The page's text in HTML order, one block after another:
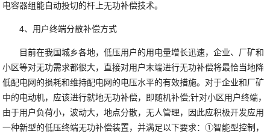
电容器组能自动投切的杆上无功补偿技术。
4、用户终端分散补偿方式
目前在我国城乡各地，低压用户的用电量增长迅速，企业、厂矿和
小区等对无功需求都很大，直接对用户末端进行无功补偿将最恰当地降
低配电网的损耗和维持配电网的电压水平的有效措施。对于企业和厂矿
中的电动机，应该进行就地无功补偿，即随机补偿;针对小区用户终端，
由于用户负荷小，波动大，地点分散，无人管理，因此应积极开发应用
一种新型的低压终端无功补偿装置，并满足以下要求：①智能型控制，